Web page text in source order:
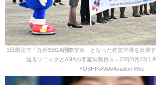
1日限定で「九州SEGA国際空港」となった佐賀空港を出発
送るソニックとANAの客室乗務員ら＝23年8月23日
YOSHIKAWA/Aviation Wire